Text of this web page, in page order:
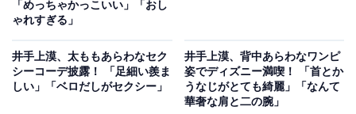
「めっちゃかっこいい」「おし
ゃれすぎる」
井手上漠、太ももあらわなセク
シーコーデ披露！ 「足細い羨ま
しい」「ベロだしがセクシー」
井手上漠、背中あらわなワンピ
姿でディズニー満喫！ 「首とか
うなじがとても綺麗」「なんて
華奢な肩と二の腕」